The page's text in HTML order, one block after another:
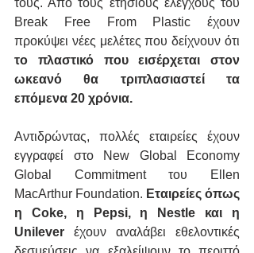
τους. Από τους ετήσιους ελέγχους του
Break Free From Plastic έχουν
προκύψει νέες μελέτες που δείχνουν ότι
το πλαστικό που εισέρχεται στον
ωκεανό θα τριπλασιαστεί τα
επόμενα 20 χρόνια.
Αντιδρώντας, πολλές εταιρείες έχουν
εγγραφεί στο New Global Economy
Global Commitment του Ellen
MacArthur Foundation. Εταιρείες όπως
η Coke, η Pepsi, η Nestle και η
Unilever έχουν αναλάβει εθελοντικές